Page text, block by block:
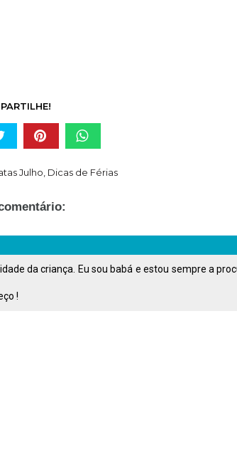
Julho Dicas de Férias
da criança. Eu sou babá e estou sempre a
!